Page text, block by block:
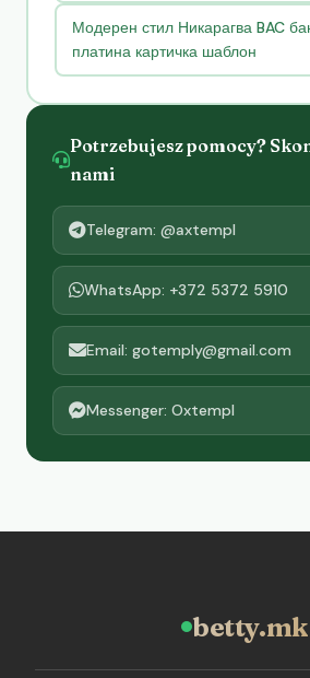
Модерен стил Никарагва BAC
платина картичка шаблон
Potrzebujesz pomocy?
nami
Telegram: @axtempl
WhatsApp: +372 5372 5910
Email: gotemply@gmail.com
Messenger: Oxtempl
betty.mk